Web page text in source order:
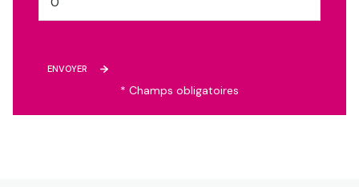
ENVOYER
* Champs obligatoires